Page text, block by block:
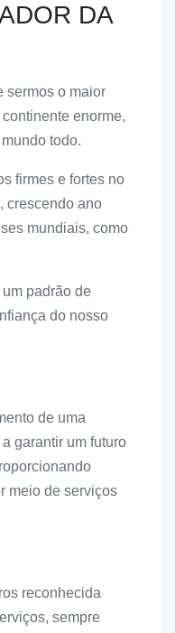
DA
sermos o maior
enorme,
todo.
firmes e fortes no
crescendo ano
mundiais, como
padrão de
do nosso
de uma
garantir um futuro
meio de serviços
reconhecida
sempre